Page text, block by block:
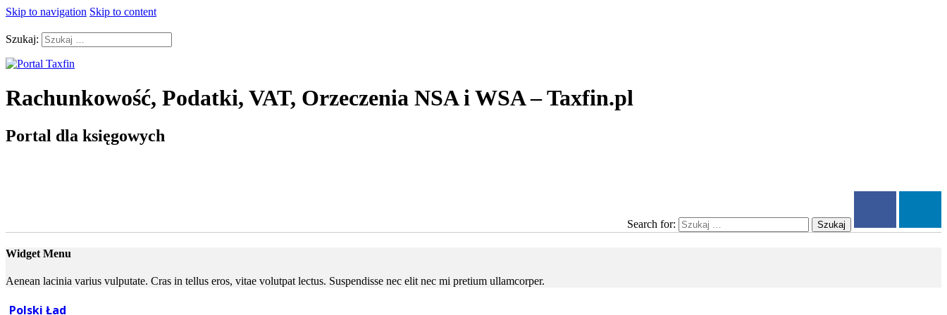
Skip to navigation Skip to content
Szukaj:
Rachunkowość, Podatki, VAT, Orzeczenia NSA i WSA – Taxfin.pl
Portal dla księgowych
Search for: Szukaj
Widget Menu
Aenean lacinia varius vulputate. Cras in tellus eros, vitae volutpat lectus. Suspendisse nec elit nec mi pretium ullamcorper.
Polski Ład